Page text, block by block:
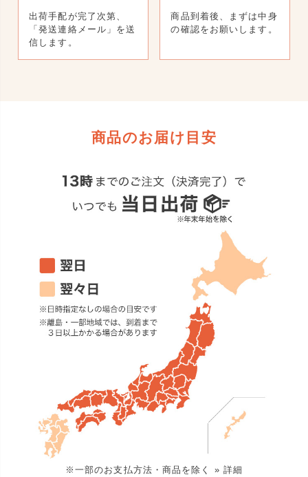
出荷手配が完了次第、
「発送連絡メール」を送
信します。
商品到着後、まずは中身
の確認をお願いします。
商品のお届け目安
※一部のお支払方法・商品を除く » 詳細